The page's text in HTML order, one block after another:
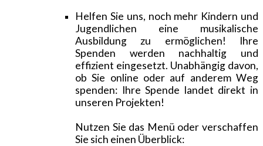
Helfen Sie uns, noch mehr Kindern und
Jugendlichen eine musikalische
Ausbildung zu ermöglichen! Ihre
Spenden werden nachhaltig und
effizient eingesetzt. Unabhängig davon,
ob Sie online oder auf anderem Weg
spenden: Ihre Spende landet direkt in
unseren Projekten!
Nutzen Sie das Menü oder verschaffen
Sie sich einen Überblick: